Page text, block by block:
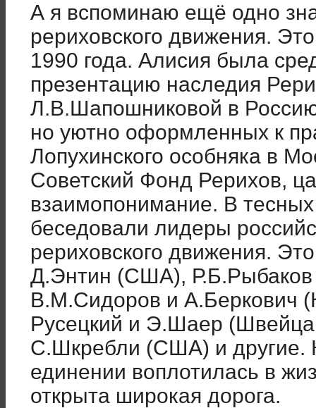
А я вспоминаю ещё одно
рериховского движения.
1990 года. Алисия была
презентацию наследия
Л.В.Шапошниковой в
но уютно оформленных к
Лопухинского особняка в
Советский Фонд Рерихов,
взаимопонимание. В
беседовали лидеры
рериховского движения.
Д.Энтин (США),
В.М.Сидоров и А.Беркович
Русецкий и Э.Шаер
С.Шкребли (США) и другие.
единении воплотилась в
открыта широкая дорога.